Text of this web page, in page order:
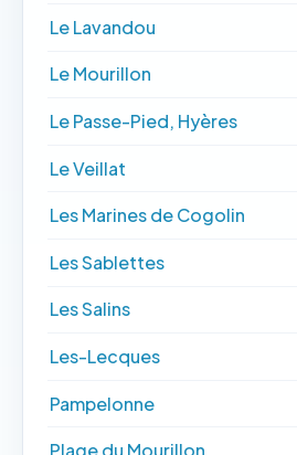
Le Lavandou
Le Mourillon
Le Passe-Pied, Hyères
Le Veillat
Les Marines de Cogolin
Les Sablettes
Les Salins
Les-Lecques
Pampelonne
Plage du Mourillon